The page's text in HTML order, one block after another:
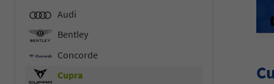
Audi
Bentley
Concorde
Cupra